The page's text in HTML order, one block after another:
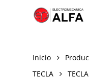
Inicio
TECLA